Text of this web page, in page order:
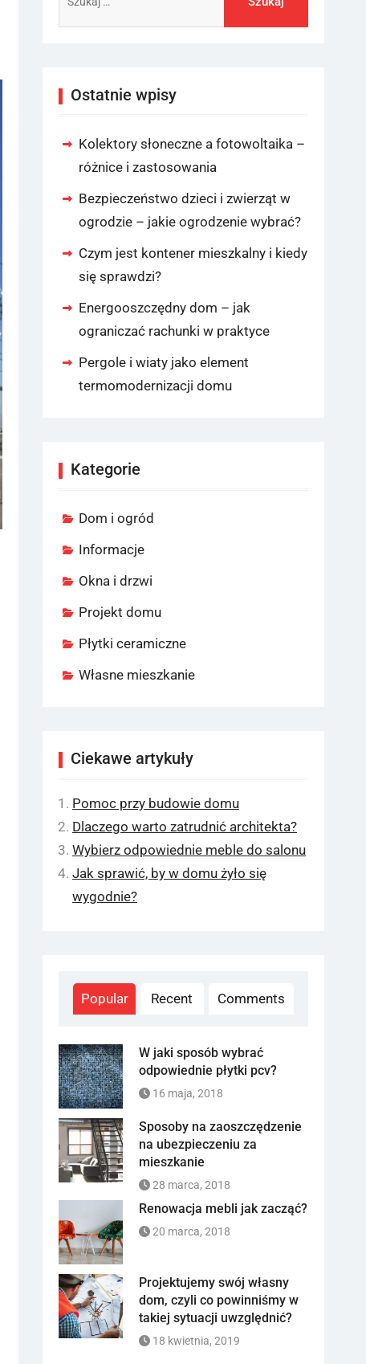
Ostatnie wpisy
Kolektory słoneczne a fotowoltaika –
różnice i zastosowania
Bezpieczeństwo dzieci i zwierząt w
ogrodzie – jakie ogrodzenie wybrać?
Czym jest kontener mieszkalny i kiedy
się sprawdzi?
Energooszczędny dom – jak
ograniczać rachunki w praktyce
Pergole i wiaty jako element
termomodernizacji domu
Kategorie
Dom i ogród
Informacje
Okna i drzwi
Projekt domu
Płytki ceramiczne
Własne mieszkanie
Ciekawe artykuły
Pomoc przy budowie domu
Dlaczego warto zatrudnić architekta?
Wybierz odpowiednie meble do salonu
Jak sprawić, by w domu żyło się
wygodnie?
Popular Recent Comments
W jaki sposób wybrać
odpowiednie płytki pcv?
16 maja, 2018
Sposoby na zaoszczędzenie
na ubezpieczeniu za
mieszkanie
28 marca, 2018
Renowacja mebli jak zacząć?
20 marca, 2018
Projektujemy swój własny
dom, czyli co powinniśmy w
takiej sytuacji uwzględnić?
18 kwietnia, 2019